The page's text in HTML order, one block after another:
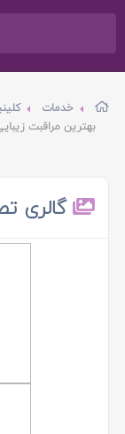
خدمات
بهترین مراقبت
گالری